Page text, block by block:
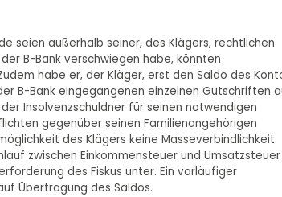
seien außerhalb seiner, des Klägers, rechtlichen
B-Bank verschwiegen habe, könnten
habe er, der Kläger, erst den Saldo des
B-Bank eingegangenen einzelnen Gutschriften
Insolvenzschuldner für seinen notwendigen
gegenüber seinen Familienangehörigen
des Klägers keine Masseverbindlichkeit
zwischen Einkommensteuer und Umsatzsteuer
des Fiskus unter. Ein vorläufiger
Übertragung des Saldos.